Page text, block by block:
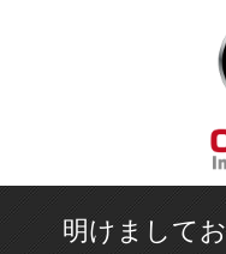
明けまして